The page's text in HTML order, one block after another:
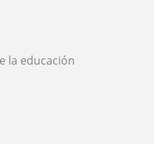
la educación